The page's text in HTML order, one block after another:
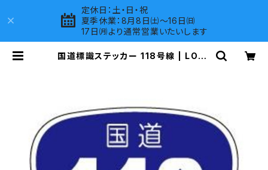
定休日：土・日・祝
夏季休業：8月8日㈯～16日㈰
17日㈪より通常営業いたいします
国道標識ステッカー 118号線 | LOVE